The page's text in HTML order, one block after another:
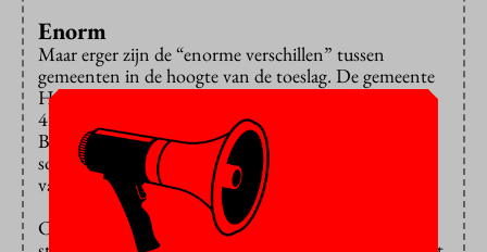
Enorm
Maar erger zijn de “enorme verschillen” tussen
gemeenten in de hoogte van de toeslag. De gemeente
Heerenveen stelt volgens de vakbonden maandelijks
42 euro beschikbaar, terwijl in Zwolle dat 310 euro is.
Bovendien hanteren gemeenten verschillende criteria:
soms is de hoogte leeftijdsgebonden, soms is het een
vast bedrag.
CNV Jongeren en de LSVb berekenden hoeveel